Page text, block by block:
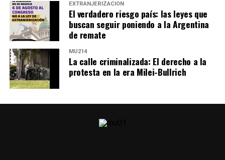
EXTRANJERIZACIÓN
El verdadero riesgo país: las leyes que
buscan seguir poniendo a la Argentina
de remate
MU214
La calle criminalizada: El derecho a la
protesta en la era Milei-Bullrich